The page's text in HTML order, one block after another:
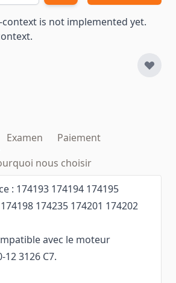
context is not implemented yet.
Examen
Paiement
nous choisir
: 174193 174194 174195
174235 174201 174202
avec le moteur
3126 C7.